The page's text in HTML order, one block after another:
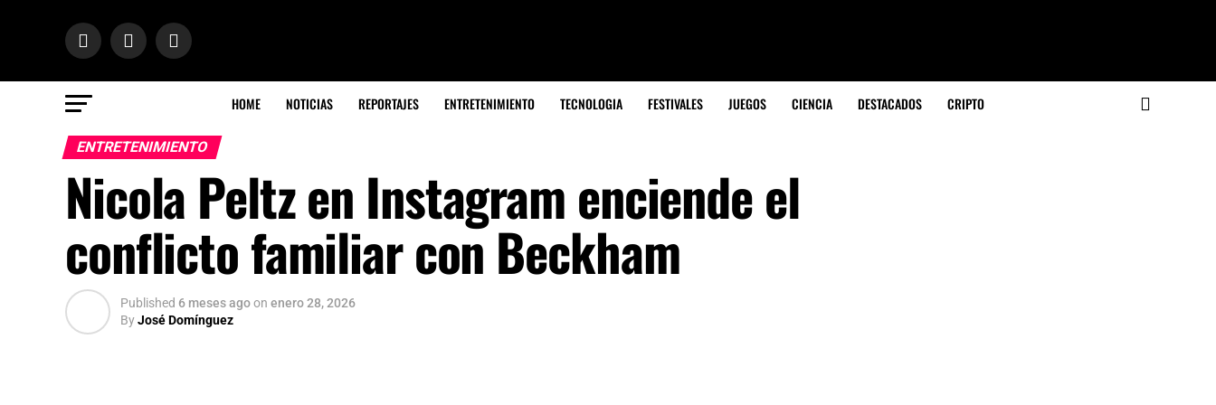
HOME NOTICIAS REPORTAJES ENTRETENIMIENTO TECNOLOGIA FESTIVALES JUEGOS CIENCIA DESTACADOS CRIPTO
ENTRETENIMIENTO
Nicola Peltz en Instagram enciende el
conflicto familiar con Beckham
Published 6 meses agoon enero 28, 2026
ByJosé Domínguez